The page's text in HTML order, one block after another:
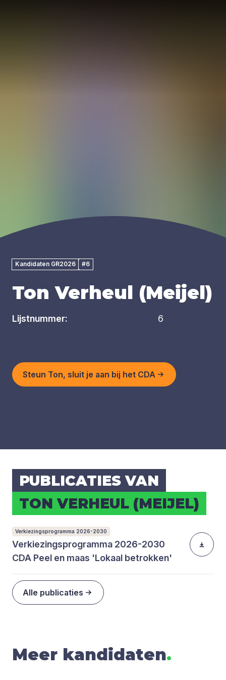
Kandidaten GR2026 #6
Ton Verheul (Meijel)
Lijstnummer: 6
Steun Ton, sluit je aan bij het CDA
PUBLI­CA­TIES VAN
TON VER­HEUL (MEIJ­EL)
Verkiezingsprogramma 2026-2030
Verkiezingsprogramma 2026-2030
CDA Peel en maas 'Lokaal betrokken'
Alle publicaties
Meer kandidaten.